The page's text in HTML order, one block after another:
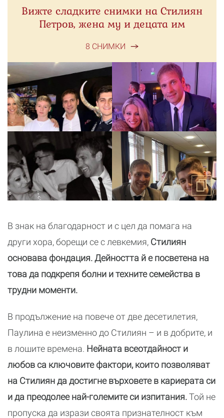
Вижте сладките снимки на Стилиян
Петров, жена му и децата им
8 СНИМКИ
В знак на благодарност и с цел да помага на
други хора, борещи се с левкемия, Стилиян
основава фондация. Дейността й е посветена на
това да подкрепя болни и техните семейства в
трудни моменти.
В продължение на повече от две десетилетия,
Паулина е неизменно до Стилиян – и в добрите, и
в лошите времена. Нейната всеотдайност и
любов са ключовите фактори, които позволяват
на Стилиян да достигне върховете в кариерата си
и да преодолее най-големите си изпитания.Той не
пропуска да изрази своята признателност към